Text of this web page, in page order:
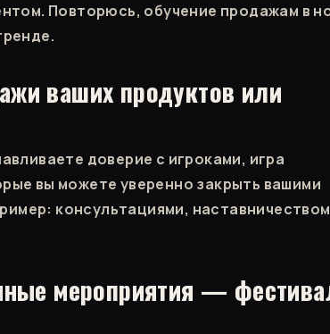
Повторюсь, обучение продажам в
ваших продуктов или
доверие с игроками, игра
вы можете уверенно закрыть вашими
консультациями,
мероприятия —